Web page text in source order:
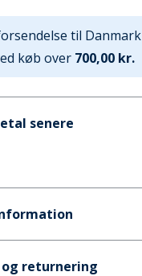
til Danmark
køb over 700,00 kr.
senere
returnering